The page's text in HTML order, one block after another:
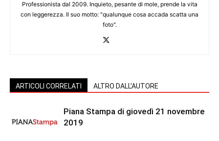
Professionista dal 2009. Inquieto, pesante di mole, prende la vita
con leggerezza. Il suo motto: "qualunque cosa accada scatta una
foto".
ARTICOLI CORRELATI ALTRO DALL'AUTORE
Piana Stampa di giovedì 21 novembre
2019